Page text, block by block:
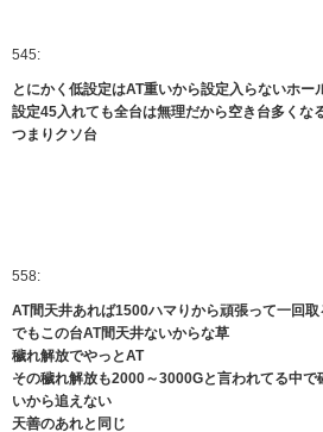
545:
とにかく低設定はAT重いから設定入らないホー
設定45入れても全台は無理だから空き台多くな
つまりクソ台
558:
AT間天井あれば1500ハマりから頑張って一回
でもこの台AT間天井ないからな草
穢れ解放でやっとAT
その穢れ解放も2000～3000Gと言われてる中で
いから追えない
天善のあれと同じ